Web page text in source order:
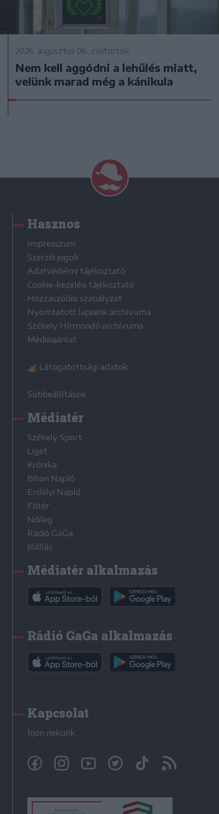
2026. augusztus 06., csütörtök
Nem kell aggódni a lehűlés miatt,
velünk marad még a kánikula
Hasznos
Impresszum
Szerzői jogok
Adatvédelmi tájékoztató
Cookie-kezelési tájékoztató
Hozzászólási szabályzat
Nyomtatott lapjaink archívuma
Székely Hírmondó archívuma
Médiaajánlat
Látogatottsági adatok
Sütibeállítások
Médiatér
Székely Sport
Liget
Krónika
Bihari Napló
Erdélyi Napló
Főtér
Nőileg
Rádió GaGa
Jóállás
Médiatér alkalmazás
Rádió GaGa alkalmazás
Kapcsolat
Írjon nekünk